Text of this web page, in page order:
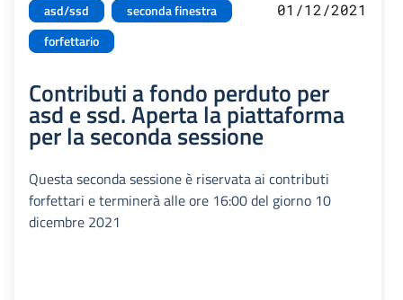
asd/ssd
seconda finestra
forfettario
01/12/2021
Contributi a fondo perduto per
asd e ssd. Aperta la piattaforma
per la seconda sessione
Questa seconda sessione è riservata ai contributi
forfettari e terminerà alle ore 16:00 del giorno 10
dicembre 2021